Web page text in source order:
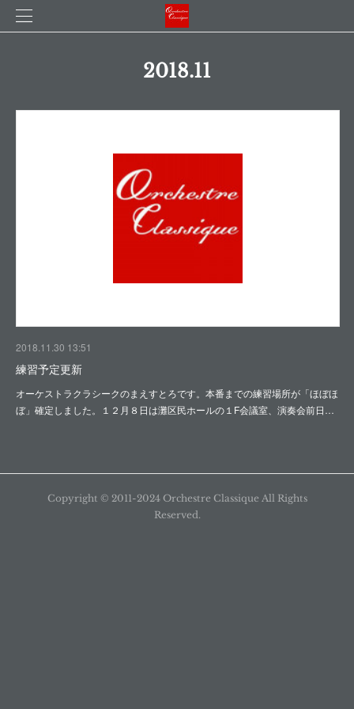
2018.11
2018.11.30 13:51
練習予定更新
オーケストラクラシークのまえすとろです。本番までの練習場所が「ほぼほ
ぼ」確定しました。１２月８日は灘区民ホールの１F会議室、演奏会前日…
Copyright ©︎ 2011-2024 Orchestre Classique All Rights
Reserved.